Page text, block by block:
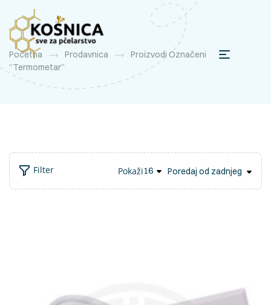
Početna Prodavnica
Proizvodi Označeni
“termometar”
Filter Pokaži